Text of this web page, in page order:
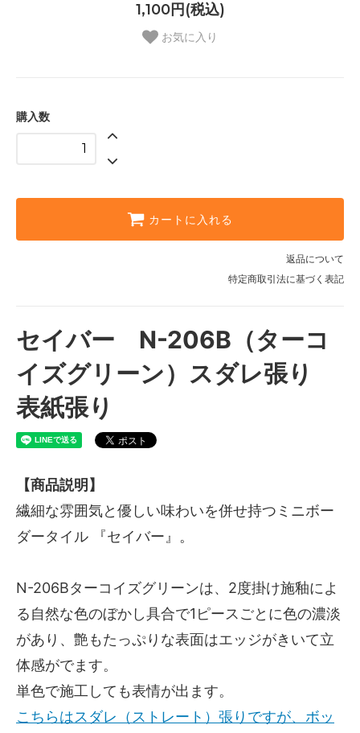
1,100円(税込)
お気に入り
購入数
カートに入れる
返品について
特定商取引法に基づく表記
セイバー N-206B（ターコ
イズグリーン）スダレ張り
表紙張り
【商品説明】
繊細な雰囲気と優しい味わいを併せ持つミニボー
ダータイル 『セイバー』。
N-206Bターコイズグリーンは、2度掛け施釉によ
る自然な色のぼかし具合で1ピースごとに色の濃淡
があり、艶もたっぷりな表面はエッジがきいて立
体感がでます。
単色で施工しても表情が出ます。
こちらはスダレ（ストレート）張りですが、ボッ